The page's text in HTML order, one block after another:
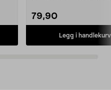
79,90
Legg i handlekurv